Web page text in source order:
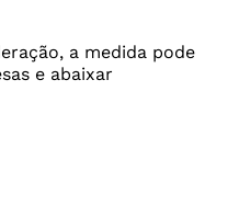
a medida pode
e abaixar